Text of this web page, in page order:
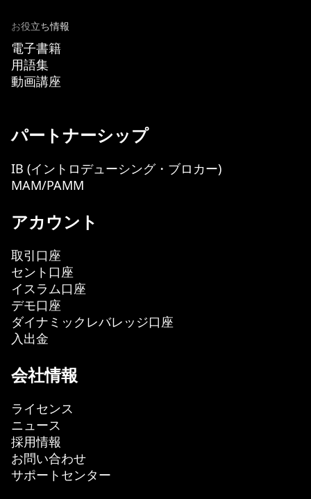
お役立ち情報
電子書籍
用語集
動画講座
パートナーシップ
IB (イントロデューシング・ブロカー)
MAM/PAMM
アカウント
取引口座
セント口座
イスラム口座
デモ口座
ダイナミックレバレッジ口座
入出金
会社情報
ライセンス
ニュース
採用情報
お問い合わせ
サポートセンター